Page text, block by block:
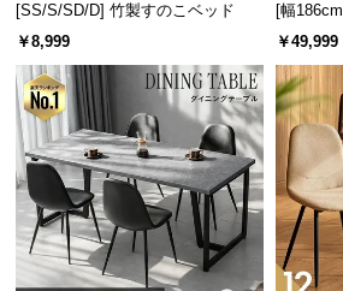
サッと拭くだけ簡単お手入れ
本体表面には汚れが付きにくいPVC加工を施
にくく、サッと拭き取れるのでお手入れも簡
[SS/S/SD/D] 竹製すのこベッド
￥8,999
[幅
人掛けソ
￥49,999